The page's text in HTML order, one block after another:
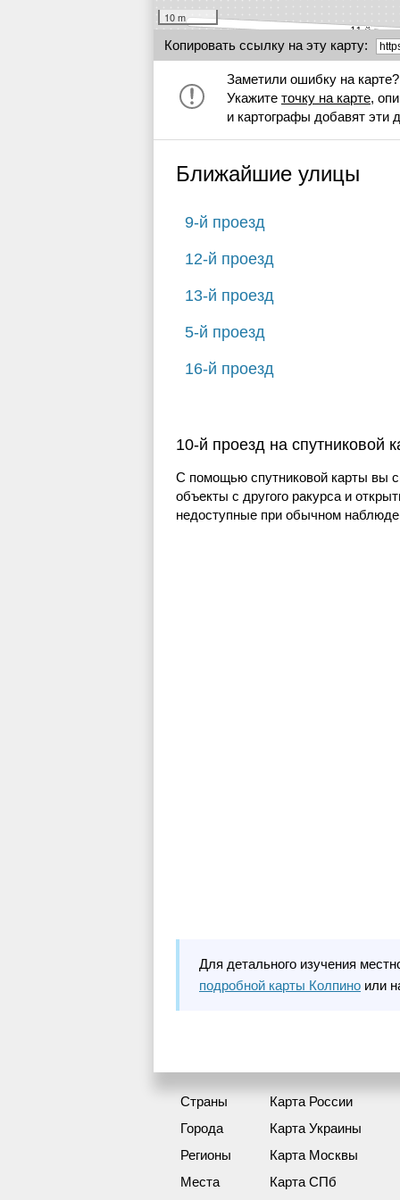
10 m
Копировать ссылку на эту карту:
Заметили ошибку на карте?
Укажите точку на карте,
и картографы добавят эти
Ближайшие улицы
9-й проезд
12-й проезд
13-й проезд
5-й проезд
16-й проезд
10-й проезд на спутниковой
С помощью спутниковой карты вы
объекты с другого ракурса и
недоступные при обычном
Для детального изучения
подробной карты Колпино или
Страны
Города
Регионы
Места
Карта России
Карта Украины
Карта Москвы
Карта СПб